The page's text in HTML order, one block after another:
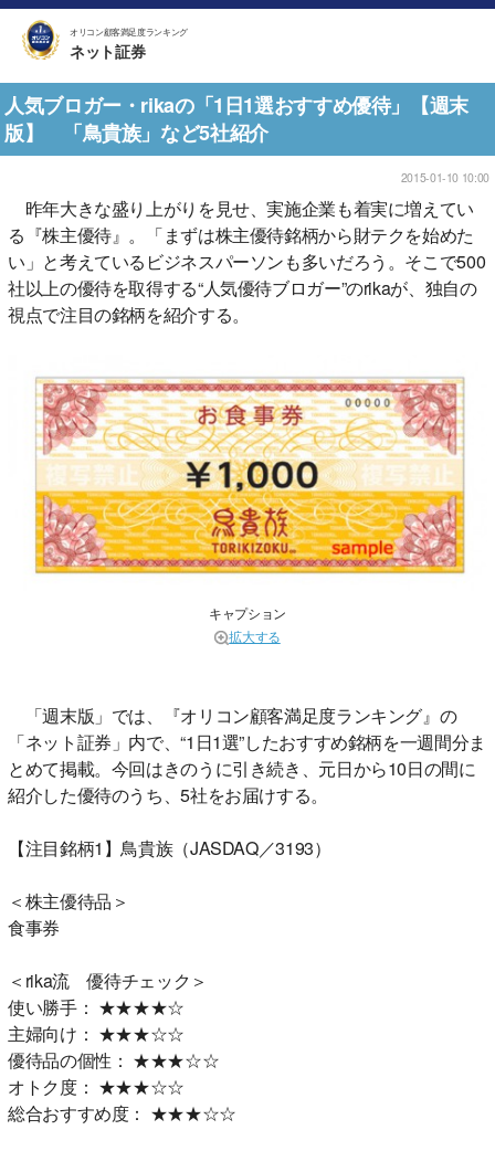
オリコン顧客満足度ランキング
ネット証券
人気ブロガー・rikaの「1日1選おすすめ優待」【週末
版】 「鳥貴族」など5社紹介
2015-01-10 10:00
昨年大きな盛り上がりを見せ、実施企業も着実に増えてい
る『株主優待』。「まずは株主優待銘柄から財テクを始めた
い」と考えているビジネスパーソンも多いだろう。そこで500
社以上の優待を取得する“人気優待ブロガー”のrikaが、独自の
視点で注目の銘柄を紹介する。
キャプション
拡大する
「週末版」では、『オリコン顧客満足度ランキング』の
「ネット証券」内で、“1日1選”したおすすめ銘柄を一週間分ま
とめて掲載。今回はきのうに引き続き、元日から10日の間に
紹介した優待のうち、5社をお届けする。
【注目銘柄1】鳥貴族（JASDAQ／3193）
＜株主優待品＞
食事券
＜rika流 優待チェック＞
使い勝手： ★★★★☆
主婦向け： ★★★☆☆
優待品の個性： ★★★☆☆
オトク度： ★★★☆☆
総合おすすめ度： ★★★☆☆